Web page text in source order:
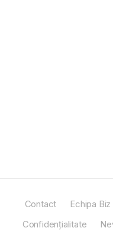
Contact Echipa Biz
Confidențialitate